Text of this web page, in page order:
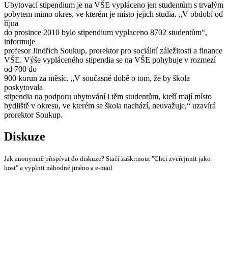
Ubytovací stipendium je na VŠE vypláceno jen studentům s trvalým
pobytem mimo okres, ve kterém je místo jejich studia. „V období od
října
do prosince 2010 bylo stipendium vyplaceno 8702 studentům“,
informuje
profesor Jindřich Soukup, prorektor pro sociální záležitosti a finance
VŠE. Výše vypláceného stipendia se na VŠE pohybuje v rozmezí
od 700 do
900 korun za měsíc. „V současné době o tom, že by škola
poskytovala
stipendia na podporu ubytování i těm studentům, kteří mají místo
bydliště v okresu, ve kterém se škola nachází, neuvažuje,“ uzavírá
prorektor Soukup.
Diskuze
Jak anonymně přispívat do diskuze? Stačí zaškrtnout "Chci zveřejnnit jako
host" a vyplnit náhodné jméno a e-mail